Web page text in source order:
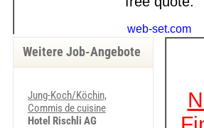
Weitere Job-Angebote
Jung-Koch/Köchin,
Commis de cuisine
Hotel Rischli AG